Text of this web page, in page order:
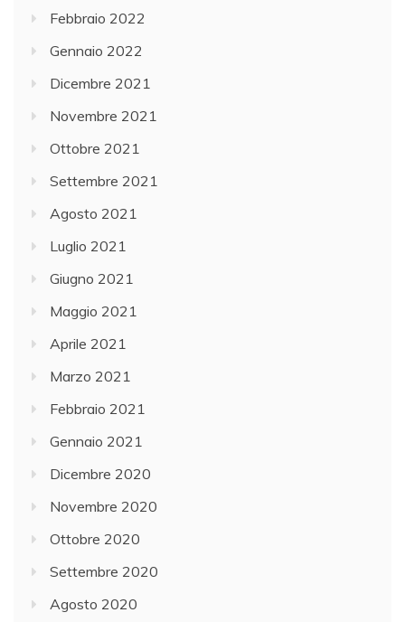
Febbraio 2022
Gennaio 2022
Dicembre 2021
Novembre 2021
Ottobre 2021
Settembre 2021
Agosto 2021
Luglio 2021
Giugno 2021
Maggio 2021
Aprile 2021
Marzo 2021
Febbraio 2021
Gennaio 2021
Dicembre 2020
Novembre 2020
Ottobre 2020
Settembre 2020
Agosto 2020